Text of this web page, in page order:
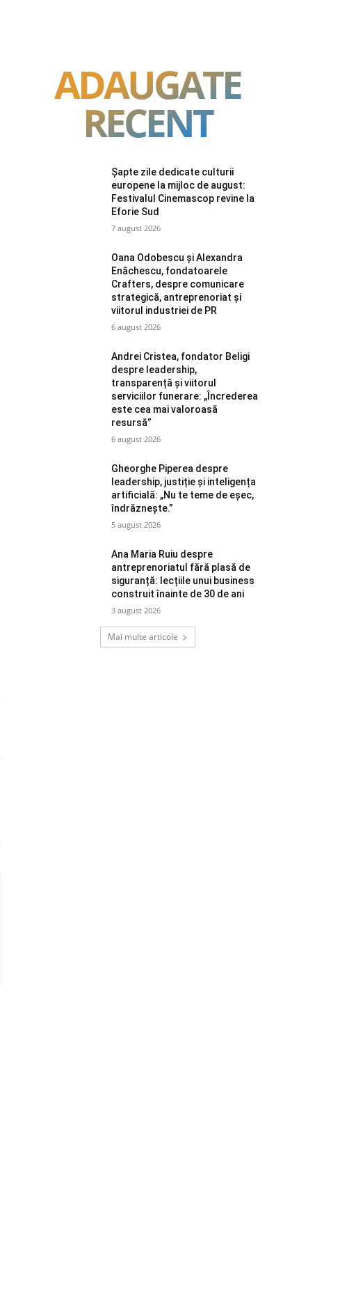
ADAUGATE
RECENT
Șapte zile dedicate culturii
europene la mijloc de august:
Festivalul Cinemascop revine la
Eforie Sud
7 august 2026
Oana Odobescu și Alexandra
Enăchescu, fondatoarele
Crafters, despre comunicare
strategică, antreprenoriat și
viitorul industriei de PR
6 august 2026
Andrei Cristea, fondator Beligi
despre leadership,
transparență și viitorul
serviciilor funerare: „Încrederea
este cea mai valoroasă
resursă”
6 august 2026
Gheorghe Piperea despre
leadership, justiție și inteligența
artificială: „Nu te teme de eșec,
îndrăznește.”
5 august 2026
Ana Maria Ruiu despre
antreprenoriatul fără plasă de
siguranță: lecțiile unui business
construit înainte de 30 de ani
3 august 2026
Mai multe articole